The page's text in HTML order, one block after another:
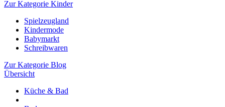
Zur Kategorie Kinder
Spielzeugland
Kindermode
Babymarkt
Schreibwaren
Zur Kategorie Blog
Übersicht
Küche & Bad